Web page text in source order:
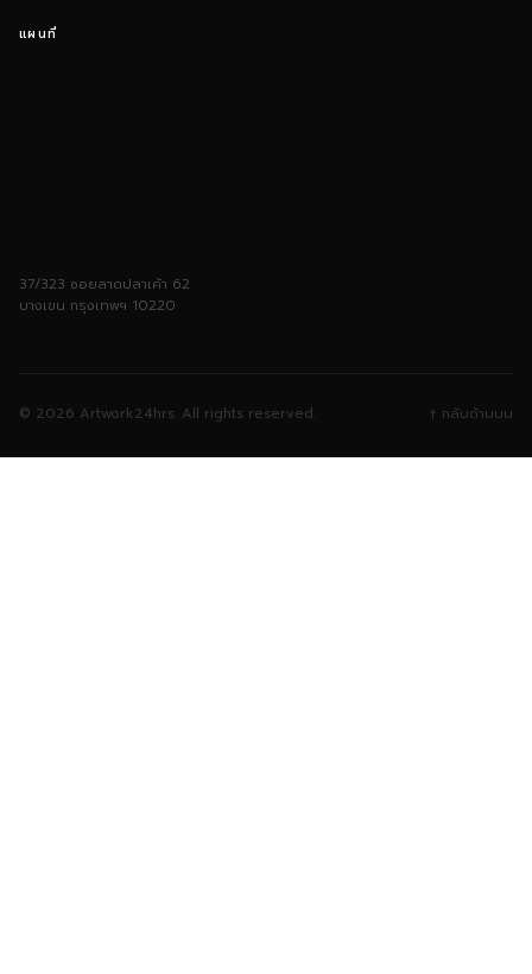
แผนที่
37/323 ซอยลาดปลาเค้า 62
บางเขน กรุงเทพฯ 10220
© 2026 Artwork24hrs. All rights reserved. ↑ กลับด้านบน